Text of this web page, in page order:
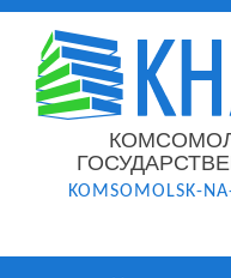
KOMSOMOLSK-